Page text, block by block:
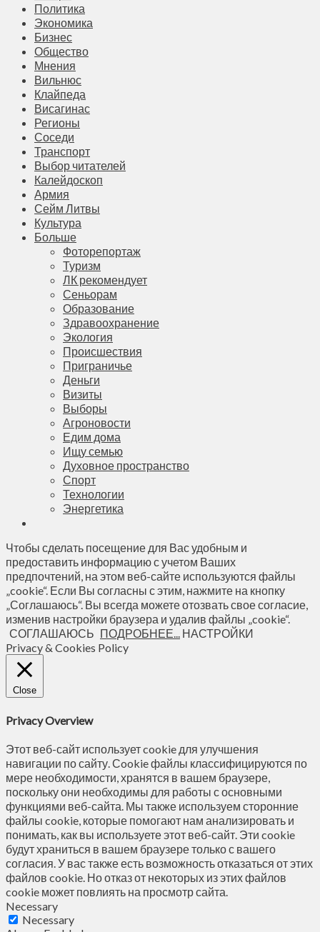
Политика
Экономика
Бизнес
Общество
Мнения
Вильнюс
Клайпеда
Висагинас
Регионы
Соседи
Транспорт
Выбор читателей
Калейдоскоп
Армия
Сейм Литвы
Культура
Больше
Фоторепортаж
Туризм
ЛК рекомендует
Сеньорам
Образование
Здравоохранение
Экология
Происшествия
Приграничье
Деньги
Визиты
Выборы
Агроновости
Едим дома
Ищу семью
Духовное пространство
Спорт
Технологии
Энергетика
Чтобы сделать посещение для Вас удобным и
предоставить информацию с учетом Ваших
предпочтений, на этом веб-сайте используются файлы
„cookie“. Если Вы согласны с этим, нажмите на кнопку
„Соглашаюсь“. Вы всегда можете отозвать свое согласие,
изменив настройки браузера и удалив файлы „cookie“.
СОГЛАШАЮСЬ ПОДРОБНЕЕ... НАСТРОЙКИ
Privacy & Cookies Policy
Close
Privacy Overview
Этот веб-сайт использует cookie для улучшения
навигации по сайту. Сookie файлы классифицируются по
мере необходимости, хранятся в вашем браузере,
поскольку они необходимы для работы с основными
функциями веб-сайта. Мы также используем сторонние
файлы cookie, которые помогают нам анализировать и
понимать, как вы используете этот веб-сайт. Эти cookie
будут храниться в вашем браузере только с вашего
согласия. У вас также есть возможность отказаться от этих
файлов cookie. Но отказ от некоторых из этих файлов
cookie может повлиять на просмотр сайта.
Necessary
Necessary